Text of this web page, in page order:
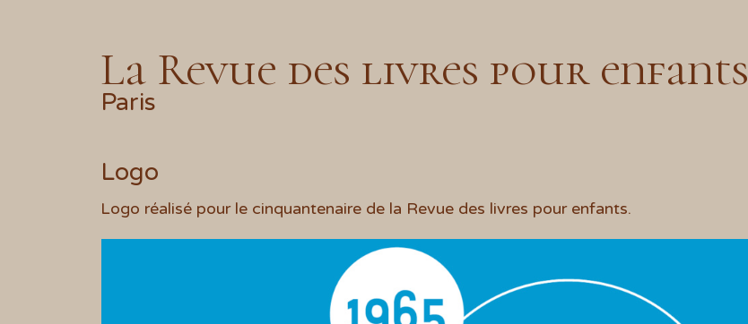
La Revue des livres pour enfants
Paris
Logo
Logo réalisé pour le cinquantenaire de la Revue des livres pour enfants.